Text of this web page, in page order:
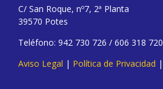
C/ San Roque, nº7, 2ª Planta
39570 Potes
Teléfono: 942 730 726 / 606 318 720
Aviso Legal | Política de Privacidad |